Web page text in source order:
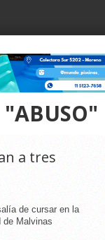
"ABUSO"
a tres
de cursar en la
de Malvinas